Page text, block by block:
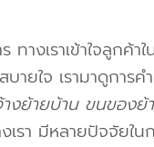
ทางเราเข้าใจลูกค้
ายใจ เรามาดูการ
างย้ายบ้าน ขนของ
เรา มีหลายปัจจัยใ